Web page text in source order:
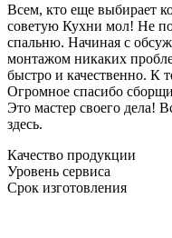
Всем, кто еще выбирает
советую Кухни мол! Не
спальню. Начиная с
монтажом никаких
быстро и качественно. К
Огромное спасибо
Это мастер своего дела!
здесь.
Качество продукции
Уровень сервиса
Срок изготовления